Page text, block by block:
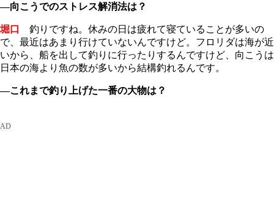
―向こうでのストレス解消法は？
堀口
釣りですね。休みの日は疲れて寝ていることが多いの
で、最近はあまり行けていないんですけど。フロリダは海が近
いから、船を出して釣りに行ったりするんですけど、向こうは
日本の海より魚の数が多いから結構釣れるんです。
―これまで釣り上げた一番の大物は？